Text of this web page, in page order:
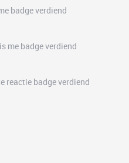
badge verdiend
me badge verdiend
reactie badge verdiend